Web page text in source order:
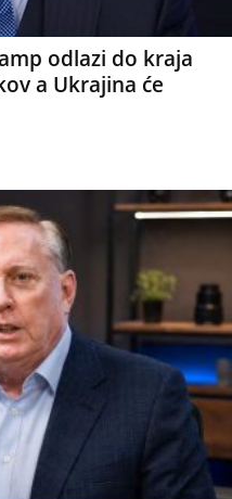
odlazi do kraja
a Ukrajina će